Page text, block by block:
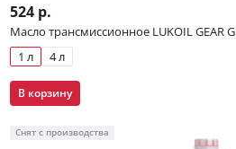
524 р.
Масло трансмиссионное LUKOIL GEAR
1 л
4 л
В корзину
Снят с производства